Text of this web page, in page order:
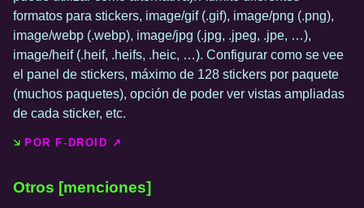
formatos para stickers, image/gif (.gif), image/png (.png),
image/webp (.webp), image/jpg (.jpg, .jpeg, .jpe, …),
image/heif (.heif, .heifs, .heic, …). Configurar como se vee
el panel de stickers, máximo de 128 stickers por paquete
(muchos paquetes), opción de poder ver vistas ampliadas
de cada sticker, etc.
POR F-DROID ↗️
Otros [menciones]